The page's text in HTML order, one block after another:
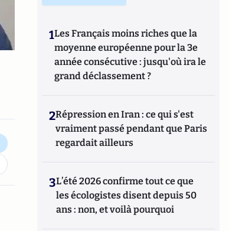
1Les Français moins riches que la
moyenne européenne pour la 3e
année consécutive : jusqu'où ira le
grand déclassement ?
2Répression en Iran : ce qui s'est
vraiment passé pendant que Paris
regardait ailleurs
3L’été 2026 confirme tout ce que
les écologistes disent depuis 50
ans : non, et voilà pourquoi